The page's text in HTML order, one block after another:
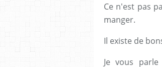
Ce n'est pas
manger.
Il existe de
Je vous parle